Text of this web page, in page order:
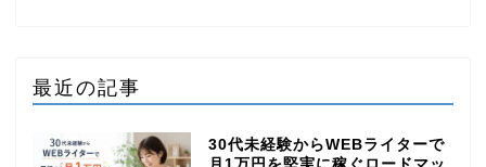
最近の記事
30代未経験からWEBライターで